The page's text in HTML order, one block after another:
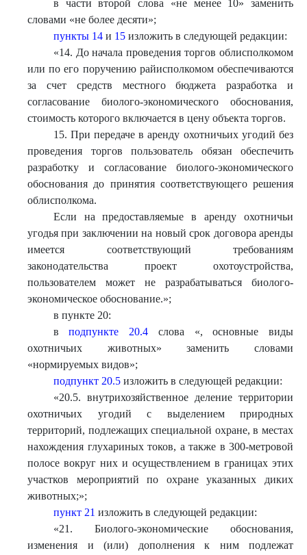
в части второй слова «не менее 10» заменить
словами «не более десяти»;
пункты 14и 15изложить в следующей редакции:
«14. До начала проведения торгов облисполкомом
или по его поручению райисполкомом обеспечиваются
за счет средств местного бюджета разработка и
согласование биолого-экономического обоснования,
стоимость которого включается в цену объекта торгов.
15. При передаче в аренду охотничьих угодий без
проведения торгов пользователь обязан обеспечить
разработку и согласование биолого-экономического
обоснования до принятия соответствующего решения
облисполкома.
Если на предоставляемые в аренду охотничьи
угодья при заключении на новый срок договора аренды
имеется соответствующий требованиям
законодательства проект охотоустройства,
пользователем может не разрабатываться биолого-
экономическое обоснование.»;
в пункте 20:
вподпункте 20.4 слова «, основные виды
охотничьих животных» заменить словами
«нормируемых видов»;
подпункт 20.5изложить в следующей редакции:
«20.5. внутрихозяйственное деление территории
охотничьих угодий с выделением природных
территорий, подлежащих специальной охране, в местах
нахождения глухариных токов, а также в 300-метровой
полосе вокруг них и осуществлением в границах этих
участков мероприятий по охране указанных диких
животных;»;
пункт 21 изложить в следующей редакции:
«21. Биолого-экономические обоснования,
изменения и (или) дополнения к ним подлежат